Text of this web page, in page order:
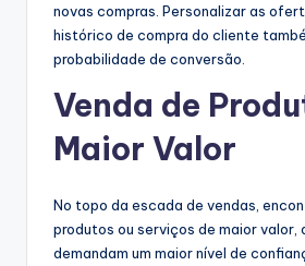
novas compras. Personalizar as
histórico de compra do cliente
probabilidade de conversão.
Venda de
Maior Valor
No topo da escada de vendas,
produtos ou serviços de maior valor,
demandam um maior nível de